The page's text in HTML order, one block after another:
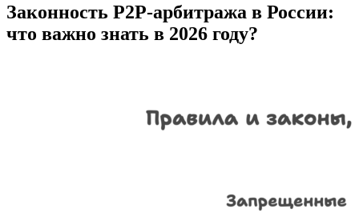
Законность P2P-арбитража в России:
что важно знать в 2026 году?